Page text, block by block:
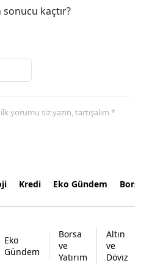
kaçtır?
yorumu siz yazın, tartışalım *
Kredi Eko Gündem
Eko
Gündem
Borsa
ve
Yatırım
Altın
ve
Döviz